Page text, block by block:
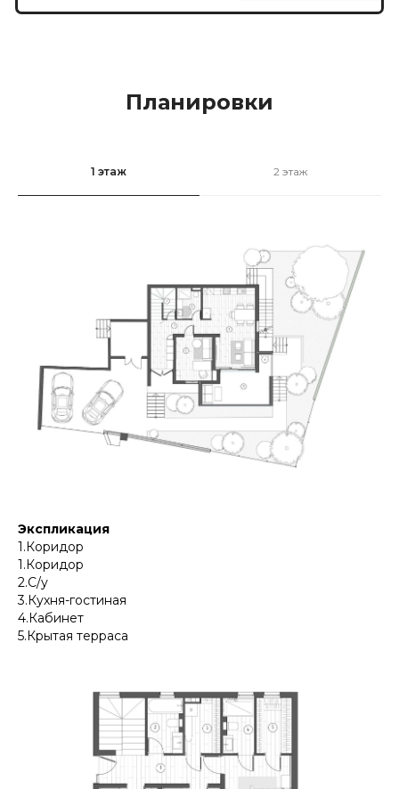
Планировки
1 этаж 2 этаж
Экспликация
1.Коридор
1.Коридор
2.С/у
3.Кухня-гостиная
4.Кабинет
5.Крытая терраса